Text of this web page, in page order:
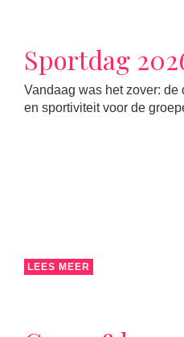
Sportdag
Vandaag was het zover:
en sportiviteit voor de
LEES MEER